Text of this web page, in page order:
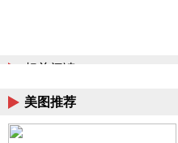
相关阅读
美图推荐